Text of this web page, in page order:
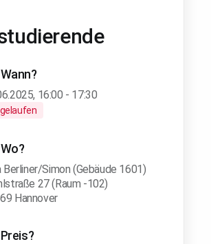
, 16:00 - 17:30
Berliner/Simon (Gebäude 1601)
27 (Raum -102)
Hannover